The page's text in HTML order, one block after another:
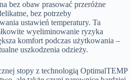
bez obaw prasować przeróżne
bez potrzeby
ustawień temperatury. Ta
wyeliminowanie ryzyka
komfort podczas użytkowania –
uszkodzenia odzieży.
stopy z technologią OptimalTEMP